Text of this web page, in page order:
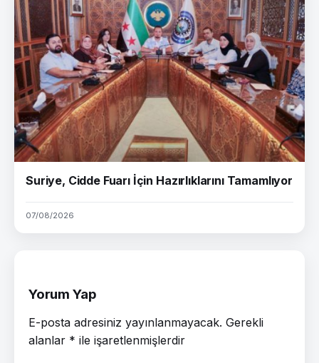
Suriye, Cidde Fuarı İçin Hazırlıklarını Tamamlıyor
07/08/2026
Yorum Yap
E-posta adresiniz yayınlanmayacak. Gerekli
alanlar * ile işaretlenmişlerdir